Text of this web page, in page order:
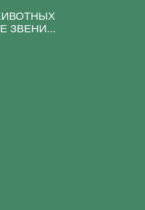
ЗВЕНИ...